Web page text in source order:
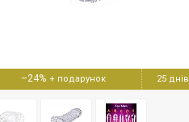
–24% 25 днів